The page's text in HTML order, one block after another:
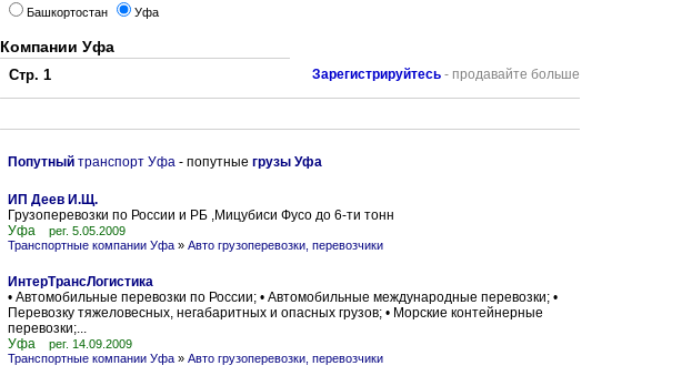
Башкортостан Уфа
Компании Уфа
Стр. 1 Зарегистрируйтесь - продавайте больше
Попутный транспорт Уфа - попутные грузы Уфа
ИП Деев И.Щ.
Грузоперевозки по России и РБ ,Мицубиси Фусо до 6-ти тонн
Уфа
рег. 5.05.2009
Транспортные компании Уфа » Авто грузоперевозки, перевозчики
ИнтерТрансЛогистика
• Автомобильные перевозки по России; • Автомобильные международные перевозки; •
Перевозку тяжеловесных, негабаритных и опасных грузов; • Морские контейнерные
перевозки;...
Уфа
рег. 14.09.2009
Транспортные компании Уфа » Авто грузоперевозки, перевозчики